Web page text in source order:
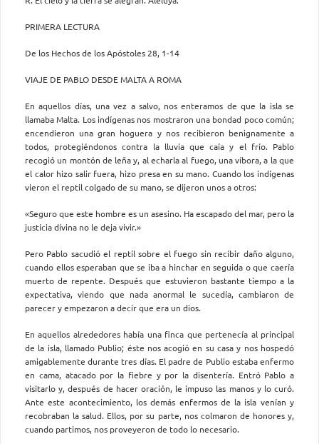
PRIMERA LECTURA
De los Hechos de los Apóstoles 28, 1-14
VIAJE DE PABLO DESDE MALTA A ROMA
En aquellos días, una vez a salvo, nos enteramos de que la isla se
llamaba Malta. Los indígenas nos mostraron una bondad poco común;
encendieron una gran hoguera y nos recibieron benignamente a
todos, protegiéndonos contra la lluvia que caía y el frío. Pablo
recogió un montón de leña y, al echarla al fuego, una víbora, a la que
el calor hizo salir fuera, hizo presa en su mano. Cuando los indígenas
vieron el reptil colgado de su mano, se dijeron unos a otros:
«Seguro que este hombre es un asesino. Ha escapado del mar, pero la
justicia divina no le deja vivir.»
Pero Pablo sacudió el reptil sobre el fuego sin recibir daño alguno,
cuando ellos esperaban que se iba a hinchar en seguida o que caería
muerto de repente. Después que estuvieron bastante tiempo a la
expectativa, viendo que nada anormal le sucedía, cambiaron de
parecer y empezaron a decir que era un dios.
En aquellos alrededores había una finca que pertenecía al principal
de la isla, llamado Publio; éste nos acogió en su casa y nos hospedó
amigablemente durante tres días. El padre de Publio estaba enfermo
en cama, atacado por la fiebre y por la disentería. Entró Pablo a
visitarlo y, después de hacer oración, le impuso las manos y lo curó.
Ante este acontecimiento, los demás enfermos de la isla venían y
recobraban la salud. Ellos, por su parte, nos colmaron de honores y,
cuando partimos, nos proveyeron de todo lo necesario.